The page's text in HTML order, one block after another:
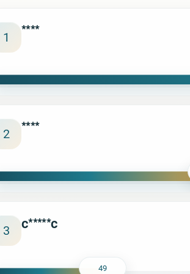
1 ****
2 ****
3 c*****c
49